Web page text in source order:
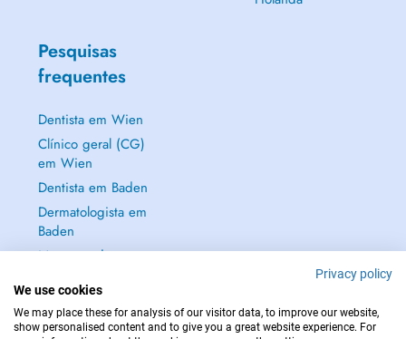
Pesquisas
frequentes
Dentista em Wien
Clínico geral (CG)
em Wien
Dentista em Baden
Dermatologista em
Baden
Mostrar tudo →
Privacy policy
We use cookies
We may place these for analysis of our visitor data, to improve our website,
show personalised content and to give you a great website experience. For